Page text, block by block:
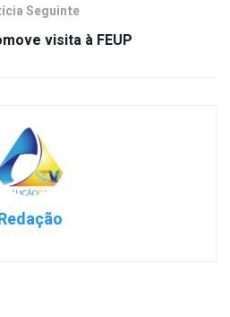
Seguinte
visita à FEUP